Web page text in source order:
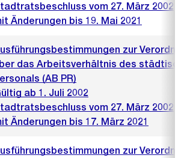
vom 27. März 2002
Änderungen bis 19. Mai 2021
zur
das Arbeitsverhältnis des
(AB PR)
ab 1. Juli 2002
vom 27. März 2002
Änderungen bis 17. März 2021
zur